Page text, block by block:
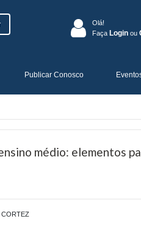
Olá!
Faça Login ou
Publicar Conosco
médio: elementos
CORTEZ